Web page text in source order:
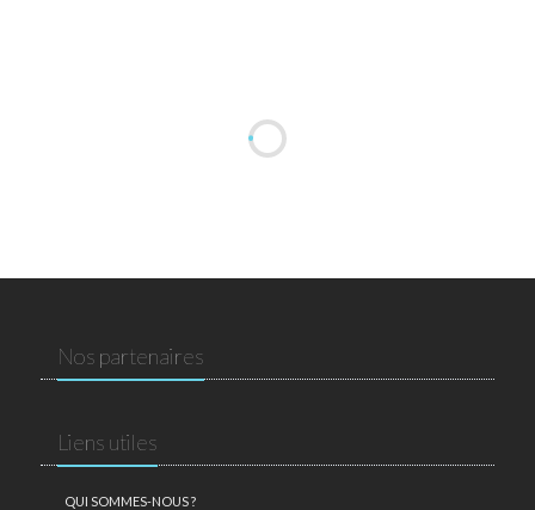
Nos partenaires
Liens utiles
QUI SOMMES-NOUS ?